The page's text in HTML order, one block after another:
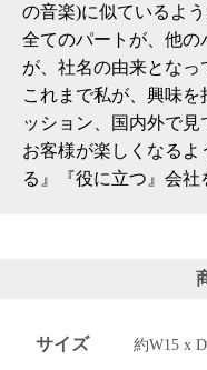
の音楽)に似ているよ
全てのパートが、他の
が、社名の由来となっ
これまで私が、興味
ッション、国内外で
お客様が楽しくなる
る』『役に立つ』会
サイズ 約W15 x